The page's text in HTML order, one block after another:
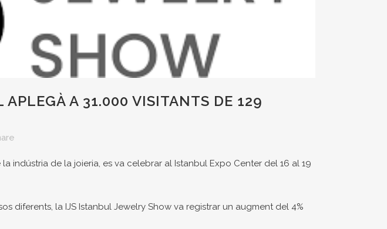
APLEGÀ A 31.000 VISITANTS DE 129
indústria de la joieria, es va celebrar al Istanbul Expo Center del 16 al 19
diferents, la IJS Istanbul Jewelry Show va registrar un augment del 4%